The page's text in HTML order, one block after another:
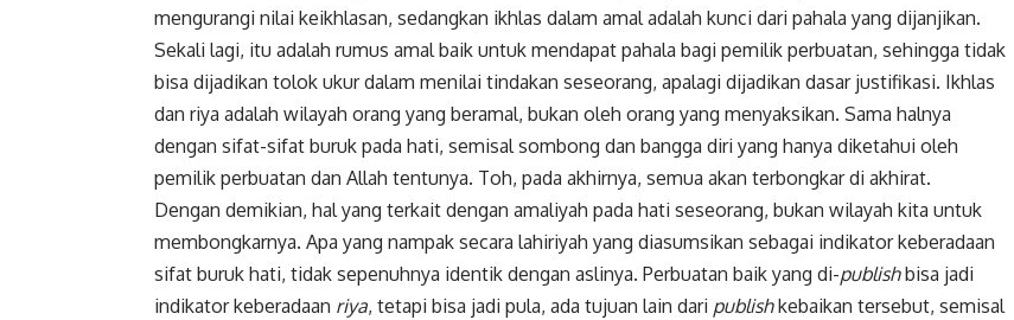
mengurangi nilai keikhlasan, sedangkan ikhlas dalam amal adalah kunci dari pahala yang dijanjikan.
Sekali lagi, itu adalah rumus amal baik untuk mendapat pahala bagi pemilik perbuatan, sehingga tidak
bisa dijadikan tolok ukur dalam menilai tindakan seseorang, apalagi dijadikan dasar justifikasi. Ikhlas
dan riya adalah wilayah orang yang beramal, bukan oleh orang yang menyaksikan. Sama halnya
dengan sifat-sifat buruk pada hati, semisal sombong dan bangga diri yang hanya diketahui oleh
pemilik perbuatan dan Allah tentunya. Toh, pada akhirnya, semua akan terbongkar di akhirat.
Dengan demikian, hal yang terkait dengan amaliyah pada hati seseorang, bukan wilayah kita untuk
membongkarnya. Apa yang nampak secara lahiriyah yang diasumsikan sebagai indikator keberadaan
sifat buruk hati, tidak sepenuhnya identik dengan aslinya. Perbuatan baik yang di-publishbisa jadi
indikator keberadaan riya, tetapi bisa jadi pula, ada tujuan lain dari publishkebaikan tersebut, semisal